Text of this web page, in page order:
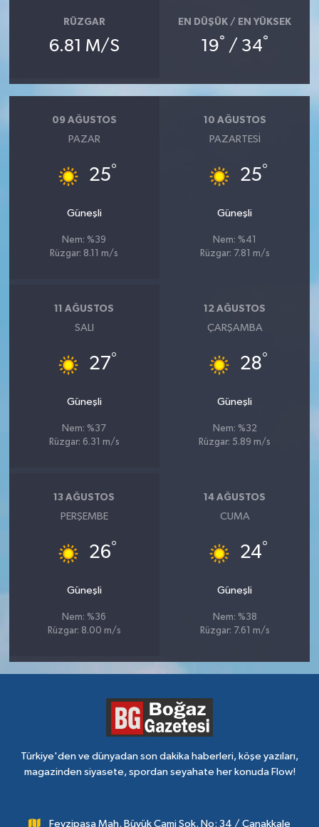
RÜZGAR
6.81 M/S
EN DÜŞÜK / EN YÜKSEK
19° / 34°
09 AĞUSTOS
PAZAR
25°
Güneşli
Nem: %39
Rüzgar: 8.11 m/s
10 AĞUSTOS
PAZARTESI
25°
Güneşli
Nem: %41
Rüzgar: 7.81 m/s
11 AĞUSTOS
SALI
27°
Güneşli
Nem: %37
Rüzgar: 6.31 m/s
12 AĞUSTOS
ÇARŞAMBA
28°
Güneşli
Nem: %32
Rüzgar: 5.89 m/s
13 AĞUSTOS
PERŞEMBE
26°
Güneşli
Nem: %36
Rüzgar: 8.00 m/s
14 AĞUSTOS
CUMA
24°
Güneşli
Nem: %38
Rüzgar: 7.61 m/s
Türkiye'den ve dünyadan son dakika haberleri, köşe yazıları,
magazinden siyasete, spordan seyahate her konuda Flow!
Fevzipaşa Mah. Büyük Cami Sok. No: 34 / Çanakkale